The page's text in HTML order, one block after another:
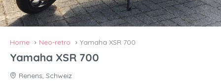
Home Neo-retro Yamaha XSR 700
Yamaha XSR 700
Renens, Schweiz